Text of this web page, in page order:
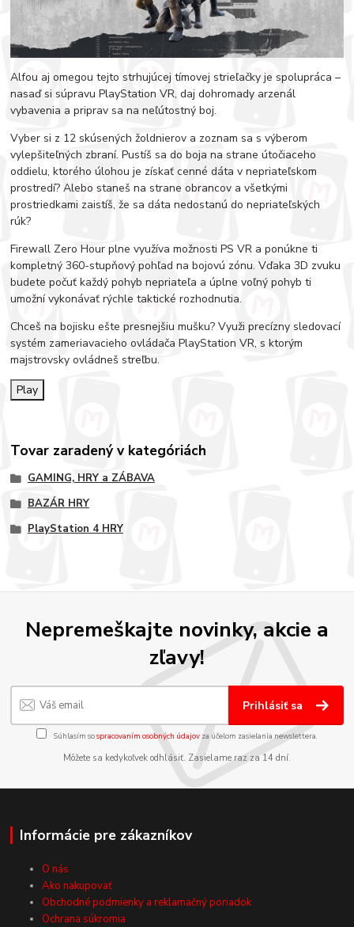
Alfou aj omegou tejto strhujúcej tímovej strieľačky je spolupráca –
nasaď si súpravu PlayStation VR, daj dohromady arzenál
vybavenia a priprav sa na neľútostný boj.
Vyber si z 12 skúsených žoldnierov a zoznam sa s výberom
vylepšiteľných zbraní. Pustíš sa do boja na strane útočiaceho
oddielu, ktorého úlohou je získať cenné dáta v nepriateľskom
prostredí? Alebo staneš na strane obrancov a všetkými
prostriedkami zaistíš, že sa dáta nedostanú do nepriateľských
rúk?
Firewall Zero Hour plne využíva možnosti PS VR a ponúkne ti
kompletný 360-stupňový pohľad na bojovú zónu. Vďaka 3D zvuku
budete počuť každý pohyb nepriateľa a úplne voľný pohyb ti
umožní vykonávať rýchle taktické rozhodnutia.
Chceš na bojisku ešte presnejšiu mušku? Využi precízny sledovací
systém zameriavacieho ovládača PlayStation VR, s ktorým
majstrovsky ovládneš streľbu.
Play
Tovar zaradený v kategóriách
GAMING, HRY a ZÁBAVA
BAZÁR HRY
PlayStation 4 HRY
Nepremeškajte novinky, akcie a
zľavy!
Prihlásiť sa
Súhlasím sospracovaním osobných údajov za účelom zasielania newslettera.
Môžete sa kedykoľvek odhlásiť. Zasielame raz za 14 dní.
Informácie pre zákazníkov
O nás
Ako nakupovať
Obchodné podmienky a reklamačný poriadok
Ochrana súkromia